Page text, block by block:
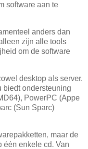
software aan te
anders dan
zijn alle tools
om de software
desktop als server.
biedt ondersteuning
PowerPC (Appe
(Sun Sparc)
maar de
één enkele cd. Van